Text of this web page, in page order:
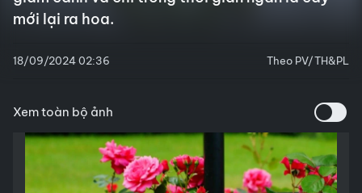
mới lại ra hoa.
18/09/2024 02:36 Theo PV/TH&PL
Xem toàn bộ ảnh